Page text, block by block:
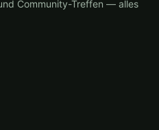
Community-Treffen — alles